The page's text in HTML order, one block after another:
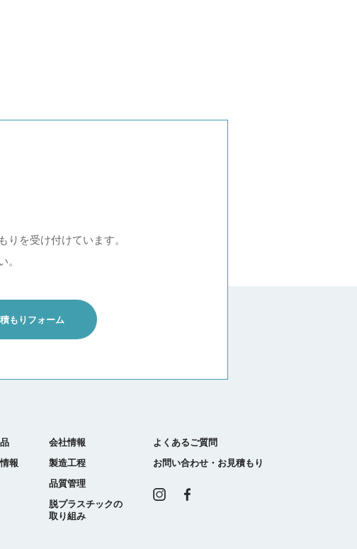
りを受け付けています。
。
もりフォーム
報
会社情報
製造工程
品質管理
脱プラスチックの
取り組み
よくあるご質問
お問い合わせ・お見積もり